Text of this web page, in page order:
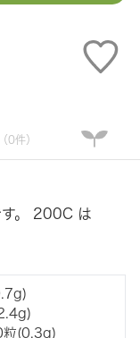
（0件）
。 200C は
粒(0.3g)